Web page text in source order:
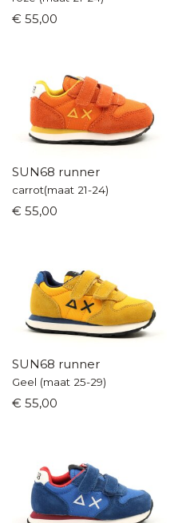
€ 55,00
SUN68 runner
carrot(maat 21-24)
€ 55,00
SUN68 runner
Geel (maat 25-29)
€ 55,00